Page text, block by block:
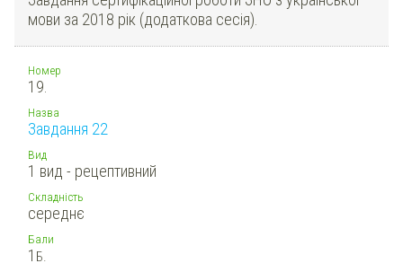
мови за 2018 рік (додаткова сесія).
Номер
19.
Назва
Завдання 22
Вид
1 вид - рецептивний
Складність
середнє
Бали
1 Б.